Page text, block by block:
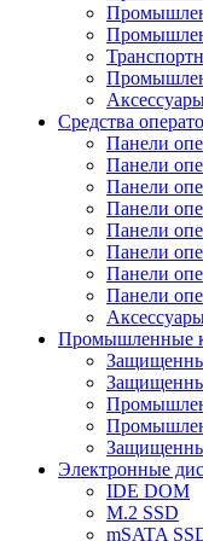
Средства
Панели
Панели
Панели
Панели
Панели
Панели
Панели
Панели
Промышленные
Электронные
IDE DOM
M.2 SSD
mSATA